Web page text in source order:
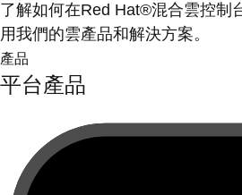
了解如何在Red Hat®混合雲控制
用我們的雲產品和解決方案。
產品
平台產品